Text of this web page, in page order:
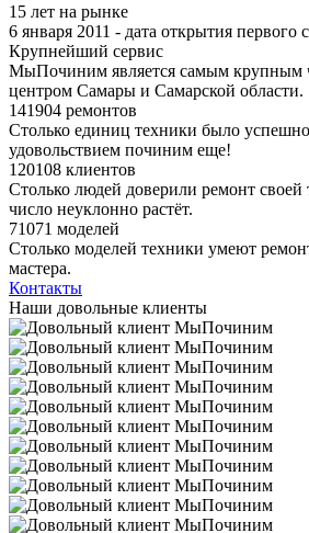
15 лет на рынке
6 января 2011 - дата открытия
Крупнейший сервис
МыПочиним является самым крупным
центром Самары и Самарской области.
141904 ремонтов
Столько единиц техники было
удовольствием починим еще!
120108 клиентов
Столько людей доверили ремонт
число неуклонно растёт.
71071 моделей
Столько моделей техники умеют
мастера.
Контакты
Наши довольные клиенты